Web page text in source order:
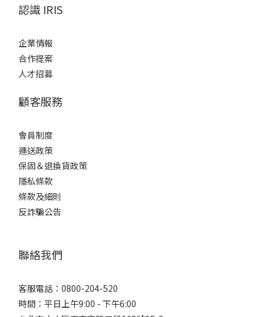
認識 IRIS
企業情報
合作提案
人才招募
顧客服務
會員制度
運送政策
保固＆退換貨政策
隱私條款
條款及細則
反詐騙公告
聯絡我們
客服電話：0800-204-520
時間：平日上午9:00 - 下午6:00